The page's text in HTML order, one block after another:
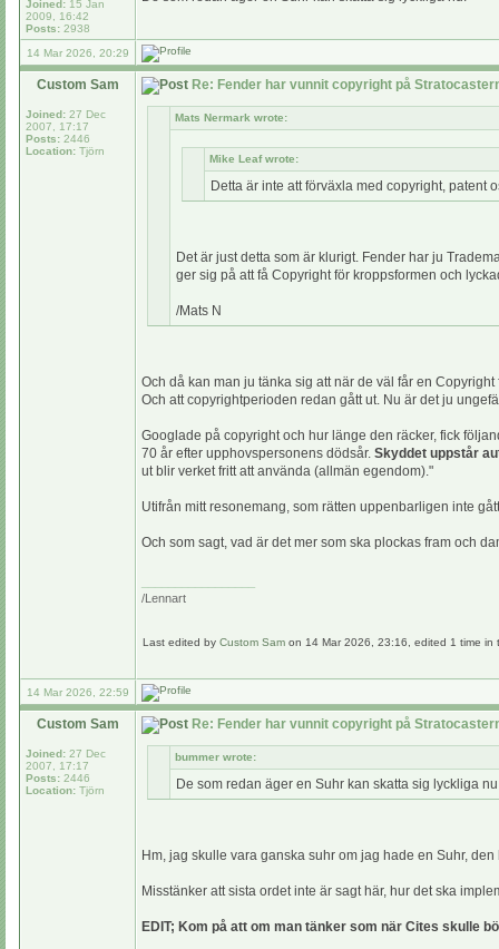
Joined: 15 Jan
2009, 16:42
Posts: 2938
14 Mar 2026, 20:29
Custom Sam
Joined: 27 Dec
2007, 17:17
Posts: 2446
Location: Tjörn
Re: Fender har vunnit copyright på
Mats Nermark wrote:
Mike Leaf wrote:
Detta är inte att förväxla med copyright, patent
Det är just detta som är klurigt. Fender har ju
ger sig på att få Copyright för kroppsformen och
/Mats N
Och då kan man ju tänka sig att när de väl får en
Och att copyrightperioden redan gått ut. Nu är det ju
Googlade på copyright och hur länge den räcker, fick
70 år efter upphovspersonens dödsår. Skyddet uppstår
ut blir verket fritt att använda (allmän egendom)."
Utifrån mitt resonemang, som rätten uppenbarligen inte
Och som sagt, vad är det mer som ska plockas fram och
/Lennart
Last edited by Custom Sam on 14 Mar 2026, 23:16, edited 1 time in
14 Mar 2026, 22:59
Custom Sam
Joined: 27 Dec
2007, 17:17
Posts: 2446
Location: Tjörn
Re: Fender har vunnit copyright på
bummer wrote:
De som redan äger en Suhr kan skatta sig lyckliga
Hm, jag skulle vara ganska suhr om jag hade en Suhr,
Misstänker att sista ordet inte är sagt här, hur det ska
EDIT; Kom på att om man tänker som när Cites skulle